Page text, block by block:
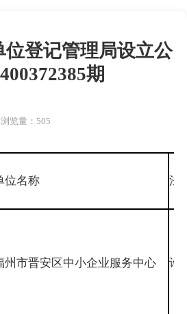
登记管理局设立公
期
浏览量：505
位名称 法
州市晋安区中小企业服务中心 许